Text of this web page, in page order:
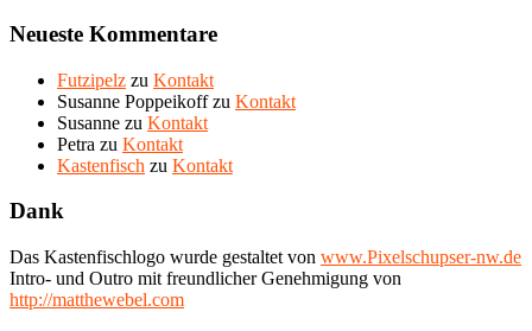
Neueste Kommentare
Futzipelz zu Kontakt
Susanne Poppeikoffzu Kontakt
Susanne zu Kontakt
Petra zu Kontakt
Kastenfisch zu Kontakt
Dank
Das Kastenfischlogo wurde gestaltet von www.Pixelschupser-nw.de
Intro- und Outro mit freundlicher Genehmigung von
http://matthewebel.com